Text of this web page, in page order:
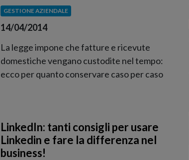
GESTIONE AZIENDALE
14/04/2014
La legge impone che fatture e ricevute
domestiche vengano custodite nel tempo:
ecco per quanto conservare caso per caso
LinkedIn: tanti consigli per usare
Linkedin e fare la differenza nel
business!